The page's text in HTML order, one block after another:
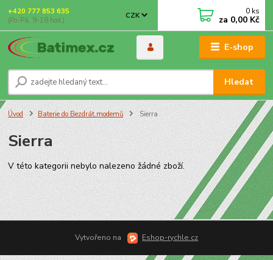
E-shop
CZK
Hledat
+420 777 853 635
(Po-Pá, 9-18 hod.)
0 ks
za 0,00 Kč
Úvod Baterie do Bezdrát.modemů Sierra
Sierra
V této kategorii nebylo nalezeno žádné zboží.
Vytvořeno na Eshop-rychle.cz